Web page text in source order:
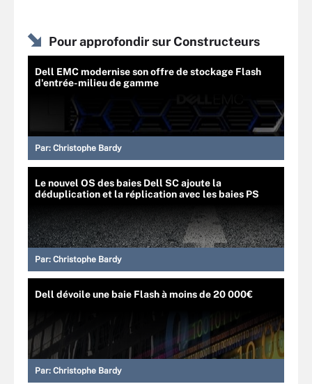
Pour approfondir sur Constructeurs
Dell EMC modernise son offre de stockage Flash
d'entrée-milieu de gamme
Par: Christophe Bardy
Le nouvel OS des baies Dell SC ajoute la
déduplication et la réplication avec les baies PS
Par: Christophe Bardy
Dell dévoile une baie Flash à moins de 20 000€
Par: Christophe Bardy